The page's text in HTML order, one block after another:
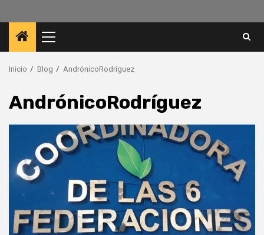
Menú
principal
Inicio Blog AndrónicoRodríguez
AndrónicoRodríguez